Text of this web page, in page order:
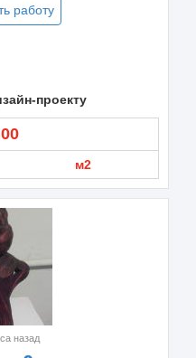
работу
проекту
м2
назад